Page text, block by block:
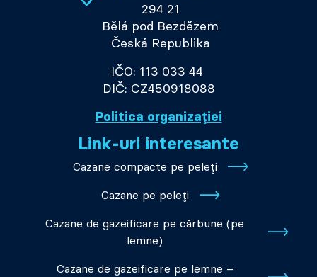
294 21
Bělá pod Bezdězem
Česká Republika
IČO: 113 033 44
DIČ: CZ450918088
Politica organizației
Link-uri interesante
Cazane compacte pe peleți
Cazane pe peleți
Cazane de gazeificare pe cărbune (pe
lemne)
Cazane de gazeificare pe lemne –